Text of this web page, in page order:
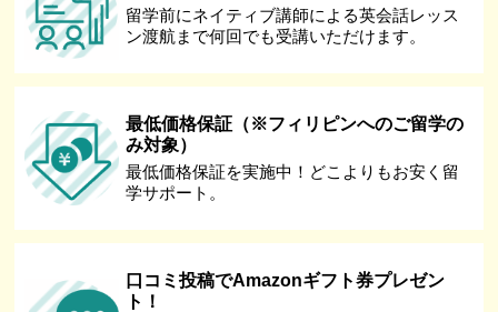
留学前にネイティブ講師による英会話レッス
ン渡航まで何回でも受講いただけます。
最低価格保証（※フィリピンへのご留学の
み対象）
最低価格保証を実施中！どこよりもお安く留
学サポート。
口コミ投稿でAmazonギフト券プレゼン
ト！